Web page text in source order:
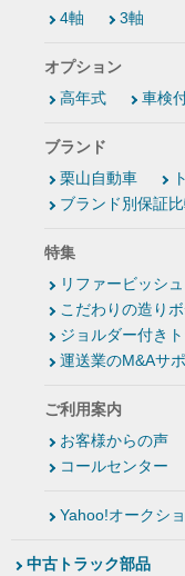
4軸
3軸
オプション
高年式
車検
ブランド
栗山自動車
ブランド別保証
特集
リファービッシ
こだわりの造りボ
ジョルダー付き
運送業のM&Aサ
ご利用案内
お客様からの声
コールセンター
Yahoo!オークシ
中古トラック部品